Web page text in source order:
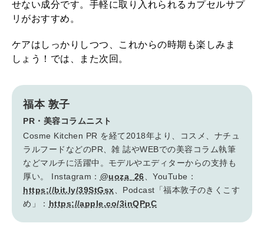
せない成分です。手軽に取り入れられるカプセルサプ
リがおすすめ。
ケアはしっかりしつつ、これからの時期も楽しみま
しょう！では、また次回。
福本 敦子
PR・美容コラムニスト
Cosme Kitchen PR を経て2018年より、コスメ、ナチュ
ラルフードなどのPR、雑 誌やWEBでの美容コラム執筆
などマルチに活躍中。モデルやエディターからの支持も
厚い。 Instagram： @uoza_26、YouTube：
https://bit.ly/39StGsx、Podcast「福本敦子のきくこす
め」： https://apple.co/3inQPpC